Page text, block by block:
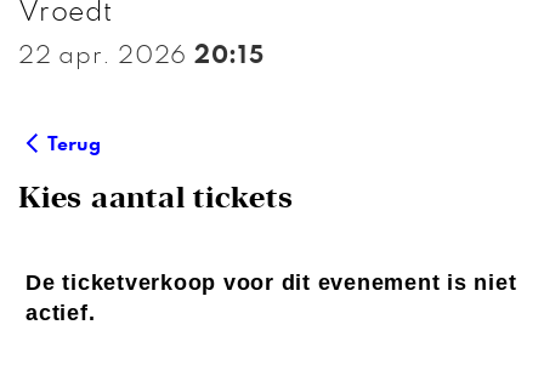
Vroedt
22 apr. 2026 20:15
Terug
Kies aantal tickets
De ticketverkoop voor dit evenement is niet
actief.